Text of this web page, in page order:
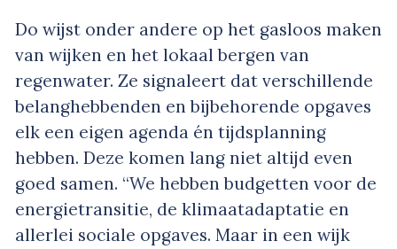
Do wijst onder andere op het gasloos maken
van wijken en het lokaal bergen van
regenwater. Ze signaleert dat verschillende
belanghebbenden en bijbehorende opgaves
elk een eigen agenda én tijdsplanning
hebben. Deze komen lang niet altijd even
goed samen. “We hebben budgetten voor de
energietransitie, de klimaatadaptatie en
allerlei sociale opgaves. Maar in een wijk